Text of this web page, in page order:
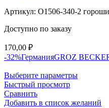
Артикул: О1506-340-2
Доступно по заказу
170,00 ₽
-32%ГерманияGROZ
Выберите параметры
Быстрый просмотр
Сравнить
Добавить в список желаний